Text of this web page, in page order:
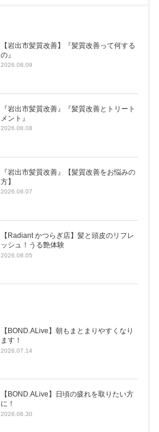
【岩出市髪質改善】『髪質改善って何する
の』
2026.08.09
『岩出市髪質改善』『髪質改善とトリート
メント』
2026.08.08
『岩出市髪質改善』【髪質改善をお悩みの
方】
2026.08.07
【Radiant かつらぎ店】髪と頭皮のリフレ
ッシュ！うる艶体験
2026.08.05
【BOND.ALive】朝もまとまりやすくなり
ます！
2026.07.14
【BOND.ALive】日頃の疲れを取りたい方
に！
2026.06.30